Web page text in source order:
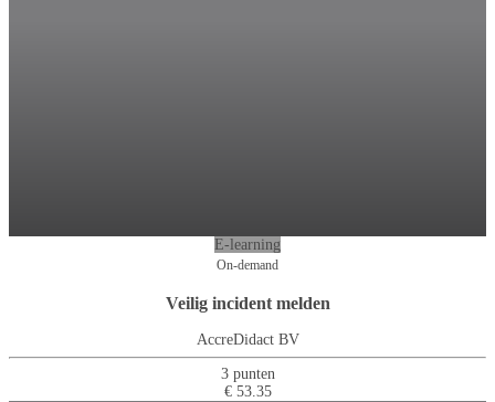
E-learning
On-demand
Veilig incident melden
AccreDidact BV
3 punten
€ 53.35